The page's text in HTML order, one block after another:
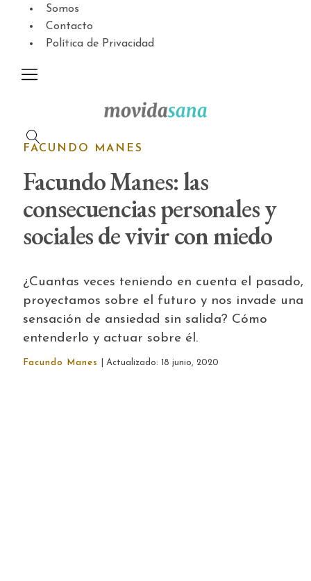
Somos
Contacto
Política de Privacidad
FACUNDO MANES
Facundo Manes: las
consecuencias personales y
sociales de vivir con miedo
¿Cuantas veces teniendo en cuenta el pasado,
proyectamos sobre el futuro y nos invade una
sensación de ansiedad sin salida? Cómo
entenderlo y actuar sobre él.
Facundo Manes | Actualizado: 18 junio, 2020